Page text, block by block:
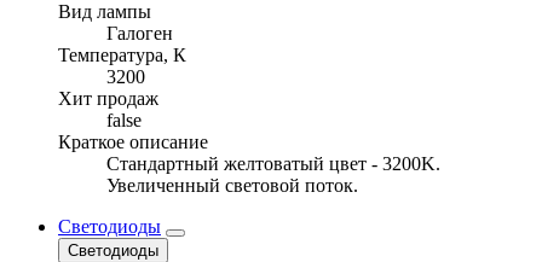
Вид лампы
Галоген
Температура, К
3200
Хит продаж
false
Краткое описание
Стандартный желтоватый цвет - 3200K.
Увеличенный световой поток.
Светодиоды
Светодиоды